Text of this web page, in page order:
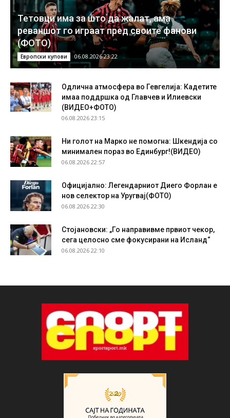
Тетовци има за што да жалат, ама
реваншот го играат пред своите фанови
(ФОТО)
Европски купови 06.08.2026 23:22
Одлична атмосфера во Гевгелија: Кадетите
имаа поддршка од Главчев и Илиевски
(ВИДЕО+ФОТО)
06.08.2026 23:15
Ни голот на Марко не помогна: Шкендија со
минимален пораз во Единбург!(ВИДЕО)
06.08.2026 22:57
Официјално: Легендарниот Диего Форлан е
нов селектор на Уругвај(ФОТО)
06.08.2026 22:30
Стојановски: „Го направивме првиот чекор,
сега целосно сме фокусирани на Исланд“
06.08.2026 22:10